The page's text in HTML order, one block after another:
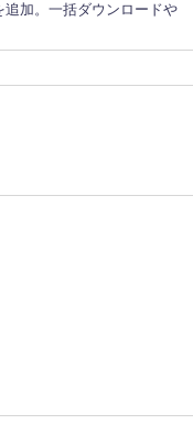
追加。一括ダウンロードや